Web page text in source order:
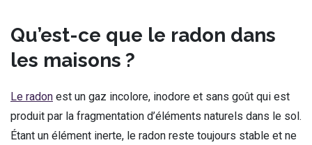
Qu’est-ce que le radon dans
les maisons ?
Le radon est un gaz incolore, inodore et sans goût qui est
produit par la fragmentation d’éléments naturels dans le sol.
Étant un élément inerte, le radon reste toujours stable et ne